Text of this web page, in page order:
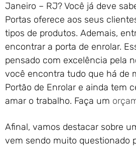
RJ
Janeiro – RJ? Você já deve
Portas oferece aos seus
tipos de produtos. Ademais,
encontrar a porta de enrolar.
pensado com excelência pela
você encontra tudo que há de
Portão de Enrolar e ainda tem
amar o trabalho. Faça um
Afinal, vamos destacar sobre
vem sendo muito questionado